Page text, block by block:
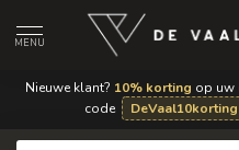
Nieuwe klant? 10% korting op uw
code
DeVaal10korting
MENU